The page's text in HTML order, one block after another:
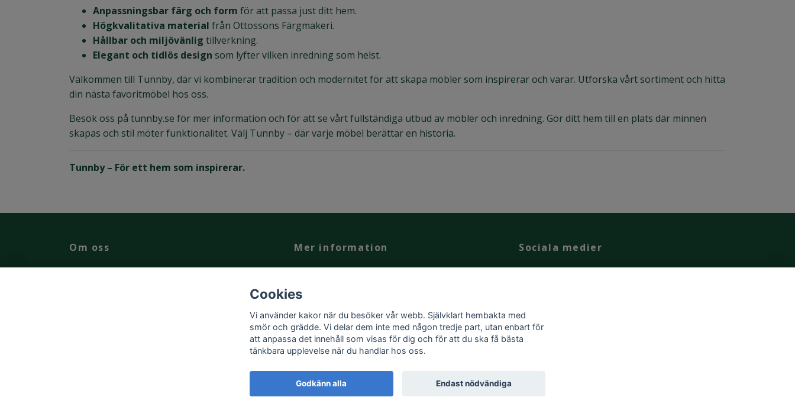
Anpassningsbar färg och form för att passa just ditt hem.
Högkvalitativa material från Ottossons Färgmakeri.
Hållbar och miljövänlig tillverkning.
Elegant och tidlös design som lyfter vilken inredning som helst.
Välkommen till Tunnby, där vi kombinerar tradition och modernitet för att skapa möbler som inspirerar och varar. Utforska vårt sortiment och hitta
din nästa favoritmöbel hos oss.
Besök oss på tunnby.se för mer information och för att se vårt fullständiga utbud av möbler och inredning. Gör ditt hem till en plats där minnen
skapas och stil möter funktionalitet. Välj Tunnby – där varje möbel berättar en historia.
Tunnby – För ett hem som inspirerar.
Om oss
leva långsamt en stund men samtidigt ha nära till
vandring, god mat och unika upplevelser. Här bor du
vackert i vårt nyrenoverade gårdshotell. I butiken
finner du nya och återbrukade möbler kombinerat
Mer information
Guide & Tips
Sociala medier
Cookies
Vi använder kakor när du besöker vår webb. Självklart hembakta med
smör och grädde. Vi delar dem inte med någon tredje part, utan enbart för
att anpassa det innehåll som visas för dig och för att du ska få bästa
tänkbara upplevelse när du handlar hos oss.
Godkänn alla Endast nödvändiga